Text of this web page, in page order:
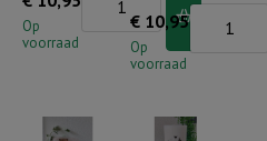
Op
voorraad
Uit
€ 10,95
Op
voorraad
Stompkaars
H&L